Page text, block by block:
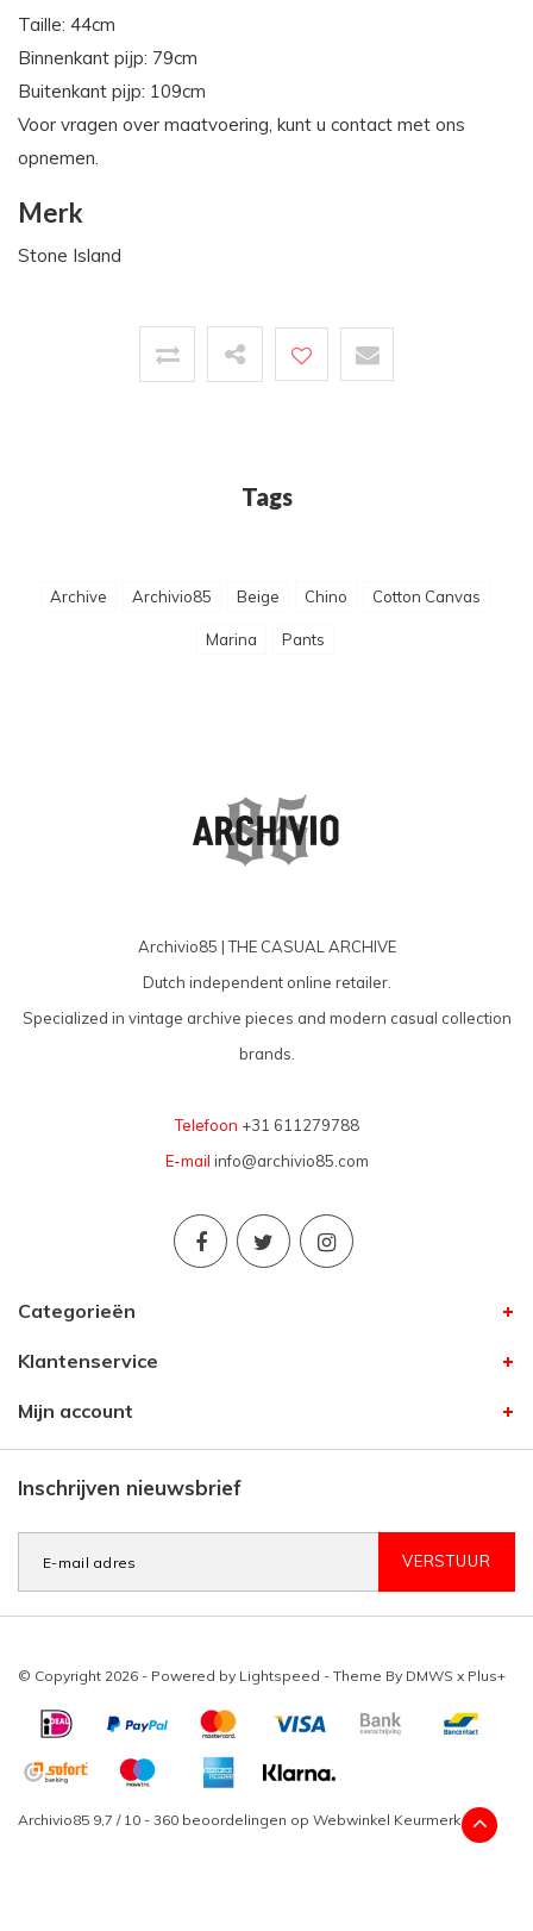
Taille: 44cm
Binnenkant pijp: 79cm
Buitenkant pijp: 109cm
Voor vragen over maatvoering, kunt u contact met ons
opnemen.
Merk
Stone Island
Tags
Archive Archivio85 Beige Chino Cotton Canvas
Marina Pants
Archivio85 | THE CASUAL ARCHIVE
Dutch independent online retailer.
Specialized in vintage archive pieces and modern casual collection
brands.
Telefoon +31 611279788
E-mail info@archivio85.com
Categorieën
Klantenservice
Mijn account
Inschrijven nieuwsbrief
VERSTUUR
© Copyright 2026 - Powered by Lightspeed - Theme By DMWS x Plus+
Archivio85 9,7 / 10 - 360 beoordelingen op Webwinkel Keurmerk